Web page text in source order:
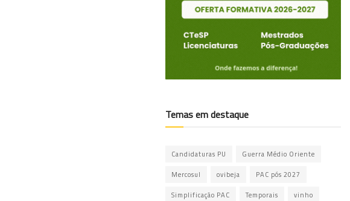
Temas em destaque
Candidaturas PU Guerra Médio Oriente
Mercosul ovibeja PAC pós 2027
Simplificação PAC Temporais vinho